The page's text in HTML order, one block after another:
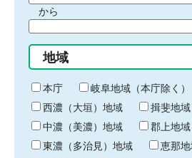
間
始
り
から
間
終
わ
り
地域
本庁
岐阜地域（本庁除く）
西濃（大垣）地域
揖斐地域
中濃（美濃）地域
郡上地域
東濃（多治見）地域
恵那